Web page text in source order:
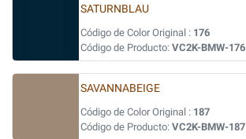
SATURNBLAU
Código de Color Original : 176
Código de Producto: VC2K-BMW-176
SAVANNABEIGE
Código de Color Original : 187
Código de Producto: VC2K-BMW-187